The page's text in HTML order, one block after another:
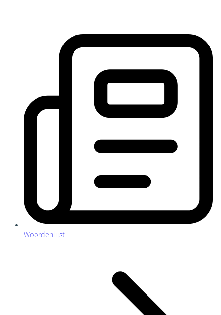
Woordenlijst